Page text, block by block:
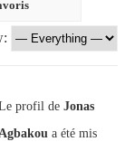
profil de Jonas
a été mis